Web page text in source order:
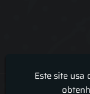
Lira Luz
Este site